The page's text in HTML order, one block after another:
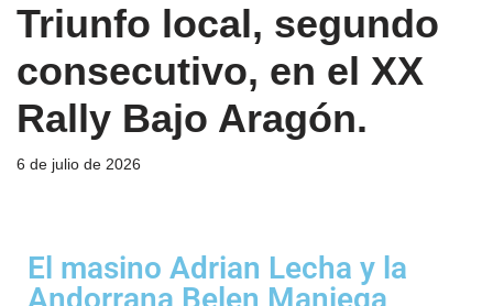
Triunfo local, segundo
consecutivo, en el XX
Rally Bajo Aragón.
6 de julio de 2026
El masino Adrian Lecha y la